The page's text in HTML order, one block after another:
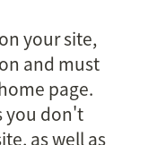
and must
page.
you don't
as well as